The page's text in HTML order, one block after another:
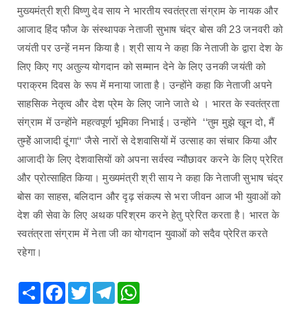
मुख्यमंत्री श्री विष्णु देव साय ने भारतीय स्वतंत्रता संग्राम के नायक और
आजाद हिंद फौज के संस्थापक नेताजी सुभाष चंद्र बोस की 23 जनवरी को
जयंती पर उन्हें नमन किया है। श्री साय ने कहा कि नेताजी के द्वारा देश के
लिए किए गए अतुल्य योगदान को सम्मान देने के लिए उनकी जयंती को
पराक्रम दिवस के रूप में मनाया जाता है। उन्होंने कहा कि नेताजी अपने
साहसिक नेतृत्व और देश प्रेम के लिए जाने जाते थे । भारत के स्वतंत्रता
संग्राम में उन्होंने महत्वपूर्ण भूमिका निभाई। उन्होंने ‘‘तुम मुझे खून दो, मैं
तुम्हेें आजादी दूंगा‘‘ जैसे नारों से देशवासियों में उत्साह का संचार किया और
आजादी के लिए देशवासियों को अपना सर्वस्व न्यौछावर करने के लिए प्रेरित
और प्रोत्साहित किया। मुख्यमंत्री श्री साय ने कहा कि नेताजी सुभाष चंद्र
बोस का साहस, बलिदान और दृढ़ संकल्प से भरा जीवन आज भी युवाओं को
देश की सेवा के लिए अथक परिश्रम करने हेतु प्रेरित करता है। भारत के
स्वतंत्रता संग्राम में नेता जी का योगदान युवाओं को सदैव प्रेरित करते
रहेगा।
Share Facebook
TwitterTelegram